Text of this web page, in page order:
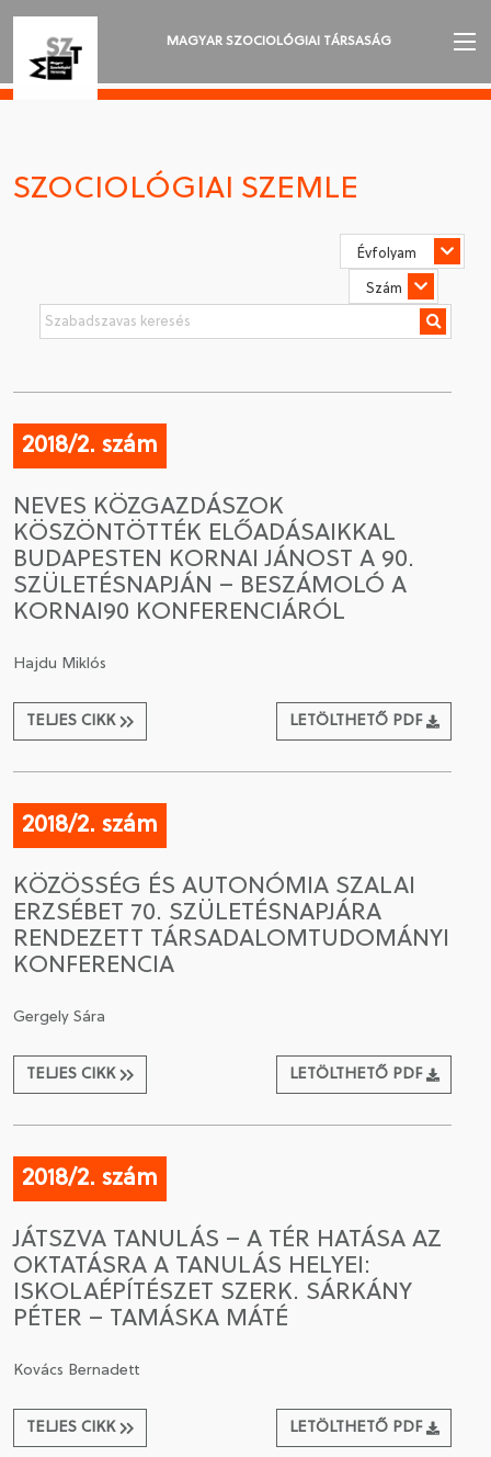
MAGYAR SZOCIOLÓGIAI TÁRSASÁG
SZOCIOLÓGIAI SZEMLE
CSATLAKOZÁS A TÁRSASÁGHOZ / MEGÚJÍTOM A
TAGSÁGOMAT
SZOCIOLÓGIAI SZEMLE
2018/2. szám
NEVES KÖZGAZDÁSZOK
KÖSZÖNTÖTTÉK ELŐADÁSAIKKAL
BUDAPESTEN KORNAI JÁNOST A 90.
SZÜLETÉSNAPJÁN – BESZÁMOLÓ A
KORNAI90 KONFERENCIÁRÓL
Hajdu Miklós
TELJES CIKK LETÖLTHETŐ PDF
2018/2. szám
KÖZÖSSÉG ÉS AUTONÓMIA SZALAI
ERZSÉBET 70. SZÜLETÉSNAPJÁRA
RENDEZETT TÁRSADALOMTUDOMÁNYI
KONFERENCIA
Gergely Sára
TELJES CIKK LETÖLTHETŐ PDF
2018/2. szám
JÁTSZVA TANULÁS – A TÉR HATÁSA AZ
OKTATÁSRA A TANULÁS HELYEI:
ISKOLAÉPÍTÉSZET SZERK. SÁRKÁNY
PÉTER – TAMÁSKA MÁTÉ
Kovács Bernadett
TELJES CIKK LETÖLTHETŐ PDF